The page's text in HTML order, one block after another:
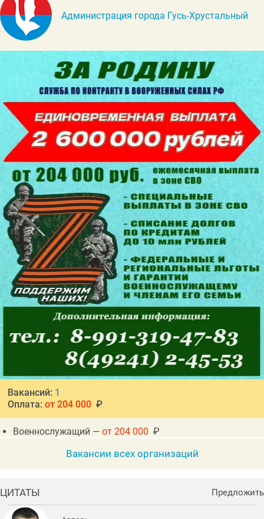
Администрация города Гусь-Хрустальный
Вакансий: 1
Оплата: от 204 000₽
Военнослужащий —от 204 000 ₽
Вакансии всех организаций
ЦИТАТЫ Предложить